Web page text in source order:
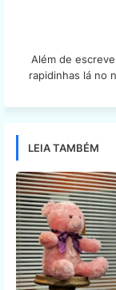
Além de
rapidinhas lá no
LEIA TAMBÉM